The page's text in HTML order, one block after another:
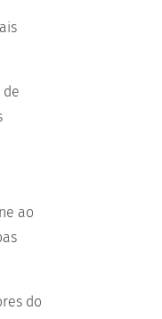
de
ao
do